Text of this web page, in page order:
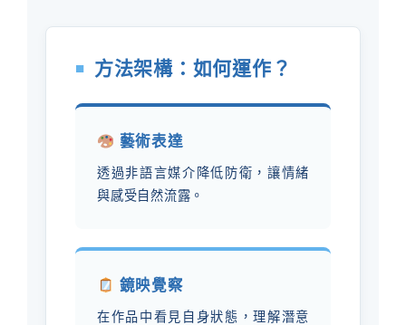
■ 方法架構：如何運作？
藝術表達
透過非語言媒介降低防衛，讓情緒
與感受自然流露。
鏡映覺察
在作品中看見自身狀態，理解潛意